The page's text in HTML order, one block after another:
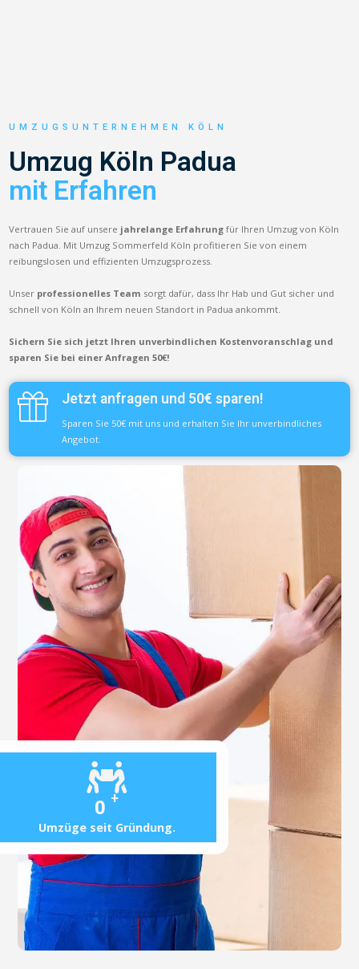
0 +
Umzüge seit Gründung.
UMZUGSUNTERNEHMEN KÖLN
Umzug Köln Padua
mit Erfahren
Vertrauen Sie auf unsere jahrelange Erfahrung für Ihren Umzug von Köln
nach Padua. Mit Umzug Sommerfeld Köln profitieren Sie von einem
reibungslosen und effizienten Umzugsprozess.
Unser professionelles Team sorgt dafür, dass Ihr Hab und Gut sicher und
schnell von Köln an Ihrem neuen Standort in Padua ankommt.
Sichern Sie sich jetzt Ihren unverbindlichen Kostenvoranschlag und
sparen Sie bei einer Anfragen 50€!
Jetzt anfragen und 50€ sparen!
Sparen Sie 50€ mit uns und erhalten Sie Ihr unverbindliches
Angebot.